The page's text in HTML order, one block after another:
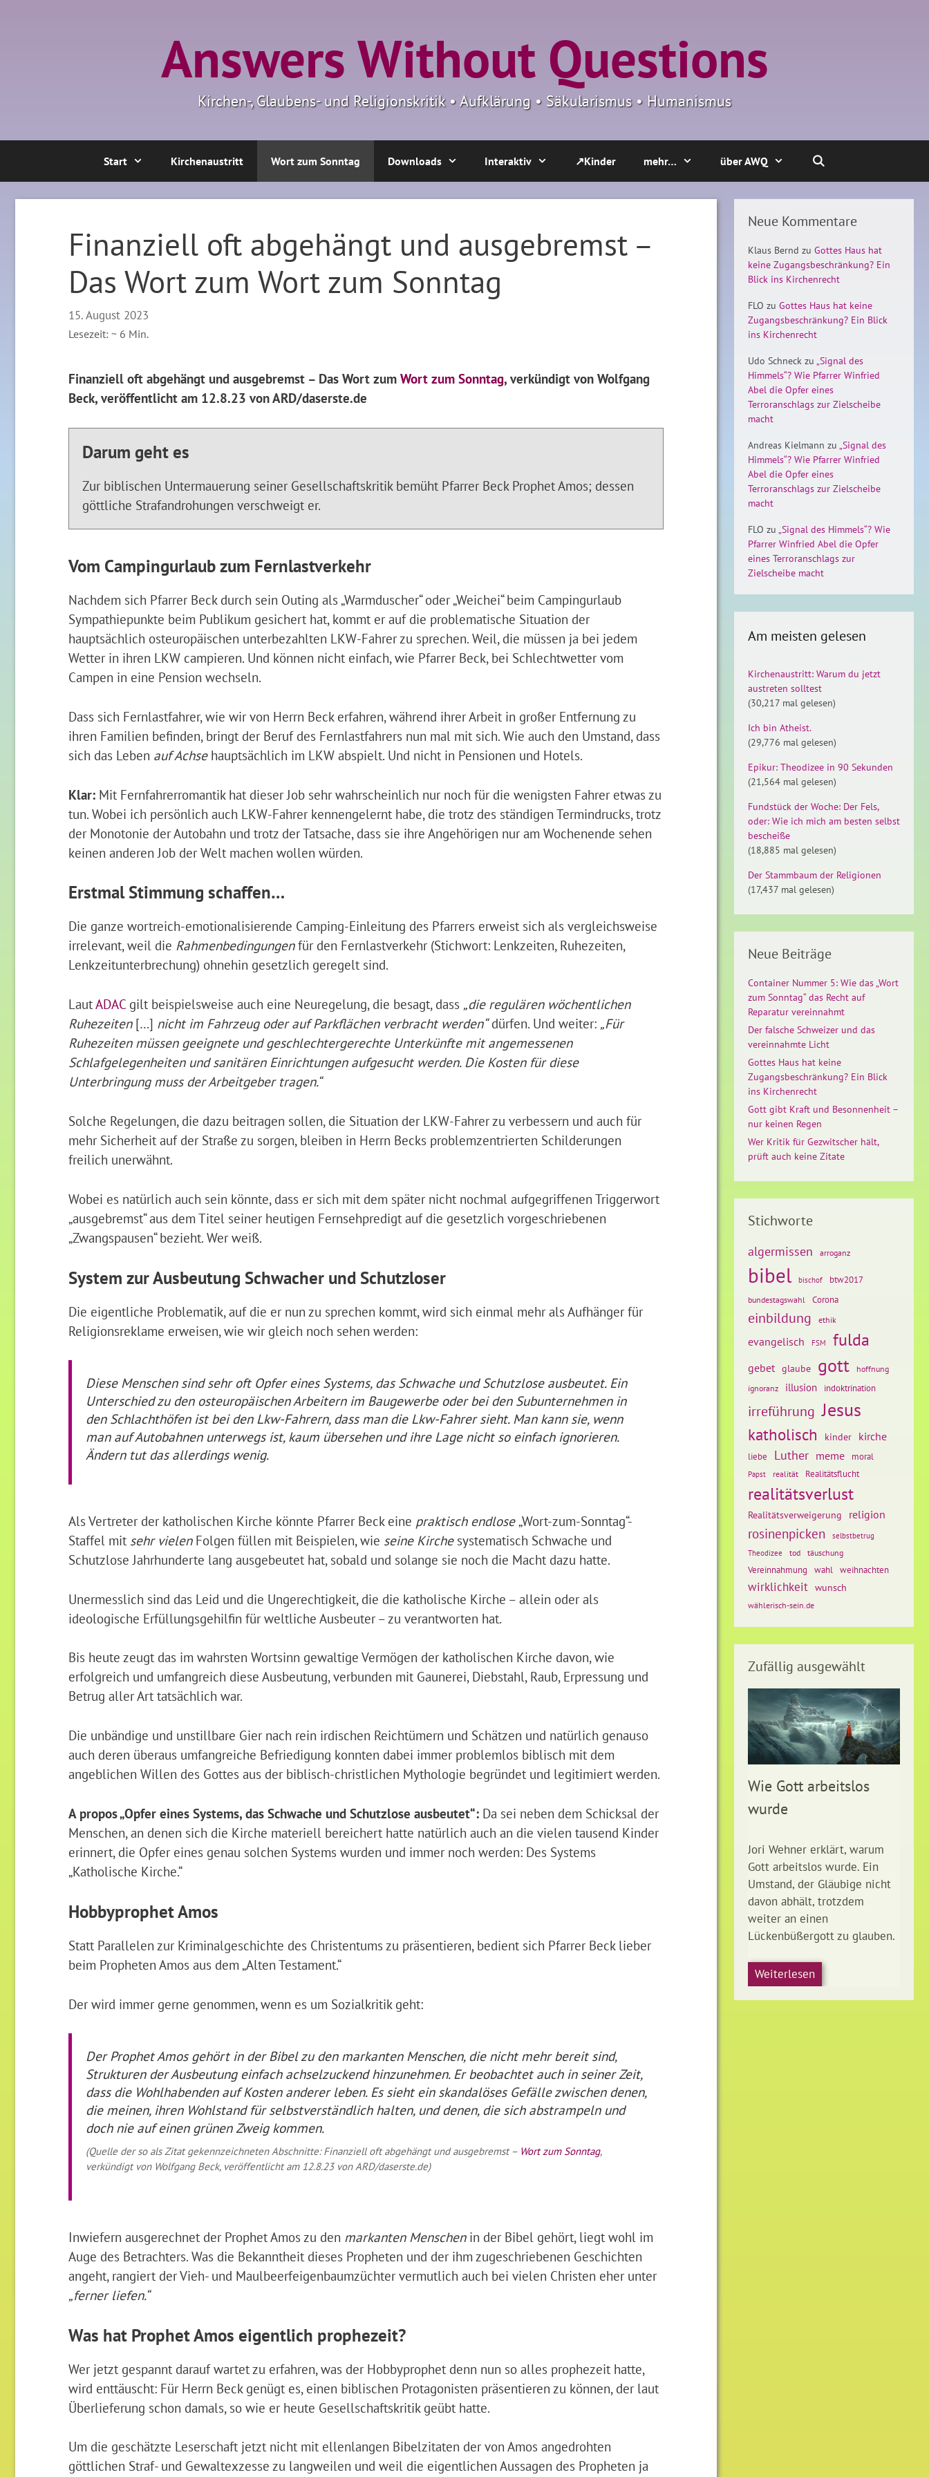
Answers Without Questions
Kirchen-, Glaubens- und Religionskritik • Aufklärung • Säkularismus • Humanismus
Start Kirchenaustritt Wort zum Sonntag Downloads Interaktiv ↗Kinder mehr… über AWQ
Finanziell oft abgehängt und ausgebremst –
Das Wort zum Wort zum Sonntag
15. August 2023
Lesezeit: ~ 6 Min.
Finanziell oft abgehängt und ausgebremst – Das Wort zum Wort zum Sonntag, verkündigt von Wolfgang
Beck, veröffentlicht am 12.8.23 von ARD/daserste.de
Darum geht es
Zur biblischen Untermauerung seiner Gesellschaftskritik bemüht Pfarrer Beck Prophet Amos; dessen
göttliche Strafandrohungen verschweigt er.
Vom Campingurlaub zum Fernlastverkehr
Nachdem sich Pfarrer Beck durch sein Outing als „Warmduscher“ oder „Weichei“ beim Campingurlaub
Sympathiepunkte beim Publikum gesichert hat, kommt er auf die problematische Situation der
hauptsächlich osteuropäischen unterbezahlten LKW-Fahrer zu sprechen. Weil, die müssen ja bei jedem
Wetter in ihren LKW campieren. Und können nicht einfach, wie Pfarrer Beck, bei Schlechtwetter vom
Campen in eine Pension wechseln.
Dass sich Fernlastfahrer, wie wir von Herrn Beck erfahren, während ihrer Arbeit in großer Entfernung zu
ihren Familien befinden, bringt der Beruf des Fernlastfahrers nun mal mit sich. Wie auch den Umstand, dass
sich das Leben auf Achse hauptsächlich im LKW abspielt. Und nicht in Pensionen und Hotels.
Klar: Mit Fernfahrerromantik hat dieser Job sehr wahrscheinlich nur noch für die wenigsten Fahrer etwas zu
tun. Wobei ich persönlich auch LKW-Fahrer kennengelernt habe, die trotz des ständigen Termindrucks, trotz
der Monotonie der Autobahn und trotz der Tatsache, dass sie ihre Angehörigen nur am Wochenende sehen
keinen anderen Job der Welt machen wollen würden.
Erstmal Stimmung schaffen…
Die ganze wortreich-emotionalisierende Camping-Einleitung des Pfarrers erweist sich als vergleichsweise
irrelevant, weil die Rahmenbedingungenfür den Fernlastverkehr (Stichwort: Lenkzeiten, Ruhezeiten,
Lenkzeitunterbrechung) ohnehin gesetzlich geregelt sind.
LautADACgilt beispielsweise auch eine Neuregelung, die besagt, dass „die regulären wöchentlichen
Ruhezeiten[…] nicht im Fahrzeug oder auf Parkflächen verbracht werden“dürfen. Und weiter: „Für
Ruhezeiten müssen geeignete und geschlechtergerechte Unterkünfte mit angemessenen
Schlafgelegenheiten und sanitären Einrichtungen aufgesucht werden. Die Kosten für diese
Unterbringung muss der Arbeitgeber tragen.“
Solche Regelungen, die dazu beitragen sollen, die Situation der LKW-Fahrer zu verbessern und auch für
mehr Sicherheit auf der Straße zu sorgen, bleiben in Herrn Becks problemzentrierten Schilderungen
freilich unerwähnt.
Wobei es natürlich auch sein könnte, dass er sich mit dem später nicht nochmal aufgegriffenen Triggerwort
„ausgebremst“ aus dem Titel seiner heutigen Fernsehpredigt auf die gesetzlich vorgeschriebenen
„Zwangspausen“ bezieht. Wer weiß.
System zur Ausbeutung Schwacher und Schutzloser
Die eigentliche Problematik, auf die er nun zu sprechen kommt, wird sich einmal mehr als Aufhänger für
Religionsreklame erweisen, wie wir gleich noch sehen werden:
Diese Menschen sind sehr oft Opfer eines Systems, das Schwache und Schutzlose ausbeutet. Ein
Unterschied zu den osteuropäischen Arbeitern im Baugewerbe oder bei den Subunternehmen in
den Schlachthöfen ist bei den Lkw-Fahrern, dass man die Lkw-Fahrer sieht. Man kann sie, wenn
man auf Autobahnen unterwegs ist, kaum übersehen und ihre Lage nicht so einfach ignorieren.
Ändern tut das allerdings wenig.
Als Vertreter der katholischen Kirche könnte Pfarrer Beck eine praktisch endlose „Wort-zum-Sonntag“-
Staffel mit sehr vielen Folgen füllen mit Beispielen, wie seine Kirche systematisch Schwache und
Schutzlose Jahrhunderte lang ausgebeutet hat, sobald und solange sie noch die Macht dazu hatte.
Unermesslich sind das Leid und die Ungerechtigkeit, die die katholische Kirche – allein oder als
ideologische Erfüllungsgehilfin für weltliche Ausbeuter – zu verantworten hat.
Bis heute zeugt das im wahrsten Wortsinn gewaltige Vermögen der katholischen Kirche davon, wie
erfolgreich und umfangreich diese Ausbeutung, verbunden mit Gaunerei, Diebstahl, Raub, Erpressung und
Betrug aller Art tatsächlich war.
Die unbändige und unstillbare Gier nach rein irdischen Reichtümern und Schätzen und natürlich genauso
auch deren überaus umfangreiche Befriedigung konnten dabei immer problemlos biblisch mit dem
angeblichen Willen des Gottes aus der biblisch-christlichen Mythologie begründet und legitimiert werden.
A propos „Opfer eines Systems, das Schwache und Schutzlose ausbeutet“:Da sei neben dem Schicksal der
Menschen, an denen sich die Kirche materiell bereichert hatte natürlich auch an die vielen tausend Kinder
erinnert, die Opfer eines genau solchen Systems wurden und immer noch werden: Des Systems
„Katholische Kirche.“
Hobbyprophet Amos
Statt Parallelen zur Kriminalgeschichte des Christentums zu präsentieren, bedient sich Pfarrer Beck lieber
beim Propheten Amos aus dem „Alten Testament.“
Der wird immer gerne genommen, wenn es um Sozialkritik geht:
Der Prophet Amos gehört in der Bibel zu den markanten Menschen, die nicht mehr bereit sind,
Strukturen der Ausbeutung einfach achselzuckend hinzunehmen. Er beobachtet auch in seiner Zeit,
dass die Wohlhabenden auf Kosten anderer leben. Es sieht ein skandalöses Gefälle zwischen denen,
die meinen, ihren Wohlstand für selbstverständlich halten, und denen, die sich abstrampeln und
doch nie auf einen grünen Zweig kommen.
(Quelle der so als Zitat gekennzeichneten Abschnitte: Finanziell oft abgehängt und ausgebremst –Wort zum Sonntag,
verkündigt von Wolfgang Beck, veröffentlicht am 12.8.23 von ARD/daserste.de)
Inwiefern ausgerechnet der Prophet Amos zu den markanten Menschen in der Bibel gehört, liegt wohl im
Auge des Betrachters. Was die Bekanntheit dieses Propheten und der ihm zugeschriebenen Geschichten
angeht, rangiert der Vieh- und Maulbeerfeigenbaumzüchter vermutlich auch bei vielen Christen eher unter
„ferner liefen.“
Was hat Prophet Amos eigentlich prophezeit?
Wer jetzt gespannt darauf wartet zu erfahren, was der Hobbyprophet denn nun so alles prophezeit hatte,
wird enttäuscht: Für Herrn Beck genügt es, einen biblischen Protagonisten präsentieren zu können, der laut
Überlieferung schon damals, so wie er heute Gesellschaftskritik geübt hatte.
Um die geschätzte Leserschaft jetzt nicht mit ellenlangen Bibelzitaten der von Amos angedrohten
göttlichen Straf- und Gewaltexzesse zu langweilen und weil die eigentlichen Aussagen des Propheten ja
Neue Kommentare
Klaus Bernd zu Gottes Haus hat
keine Zugangsbeschränkung? Ein
Blick ins Kirchenrecht
FLO zu Gottes Haus hat keine
Zugangsbeschränkung? Ein Blick
ins Kirchenrecht
Udo Schneck zu „Signal des
Himmels“? Wie Pfarrer Winfried
Abel die Opfer eines
Terroranschlags zur Zielscheibe
macht
Andreas Kielmann zu „Signal des
Himmels“? Wie Pfarrer Winfried
Abel die Opfer eines
Terroranschlags zur Zielscheibe
macht
FLO zu „Signal des Himmels“? Wie
Pfarrer Winfried Abel die Opfer
eines Terroranschlags zur
Zielscheibe macht
Am meisten gelesen
Kirchenaustritt: Warum du jetzt
austreten solltest
(30,217 mal gelesen)
Ich bin Atheist.
(29,776 mal gelesen)
Epikur: Theodizee in 90 Sekunden
(21,564 mal gelesen)
Fundstück der Woche: Der Fels,
oder: Wie ich mich am besten selbst
bescheiße
(18,885 mal gelesen)
Der Stammbaum der Religionen
(17,437 mal gelesen)
Neue Beiträge
Container Nummer 5: Wie das „Wort
zum Sonntag“ das Recht auf
Reparatur vereinnahmt
Der falsche Schweizer und das
vereinnahmte Licht
Gottes Haus hat keine
Zugangsbeschränkung? Ein Blick
ins Kirchenrecht
Gott gibt Kraft und Besonnenheit –
nur keinen Regen
Wer Kritik für Gezwitscher hält,
prüft auch keine Zitate
Stichworte
algermissen arroganz
bibel bischof btw2017
bundestagswahl Corona
einbildung ethik
evangelisch FSM fulda
gebet glaube gott
hoffnung
ignoranz
illusion indoktrination
irreführung Jesus
katholisch kinder kirche
liebe Luther meme moral
Papst realität Realitätsflucht
realitätsverlust
Realitätsverweigerung religion
rosinenpicken
selbstbetrug
Theodizee
tod täuschung
Vereinnahmung wahl weihnachten
wirklichkeit wunsch
wählerisch-sein.de
Zufällig ausgewählt
Wie Gott arbeitslos
wurde
Jori Wehner erklärt, warum
Gott arbeitslos wurde. Ein
Umstand, der Gläubige nicht
davon abhält, trotzdem
weiter an einen
Lückenbüßergott zu glauben.
Weiterlesen